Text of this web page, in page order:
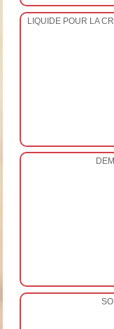
LIQUIDE POUR LA